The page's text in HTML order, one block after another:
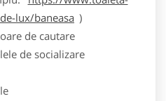
lux/baneasa )
de cautare
de socializare